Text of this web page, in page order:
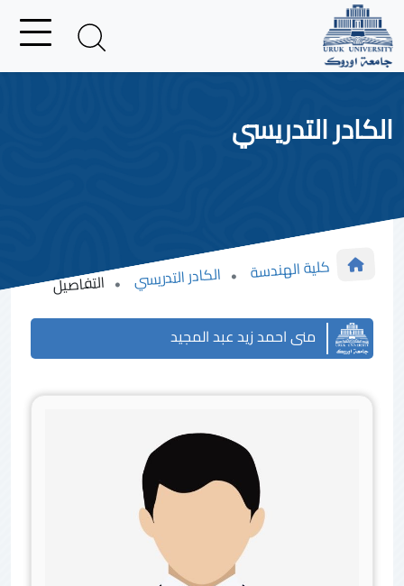
الكادر التدريسي
كلية الهندسة الكادر التدريسي التفاصيل
منى احمد زيد عبد المجيد